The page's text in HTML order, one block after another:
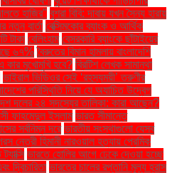
হাজির" বুশরা বিবি: দাবায় যখন সৈন্য হারায়
নতুন বার্তা বেক্সিমকোর ব্যাংক ও আর্থিক
টাকা বেলিংহাম বেসরকারি ব্যাংকে ছাঁটাইয়ের
৬৭% বৈরুতের বিমান হামলায় বাংলাদেশি
কার মুখোমুখি হবে? ব্রিটিশ লেখক সামান্থা
ভাইরাল ভিডিওর সেই ‘রহস্যময়ী’ তরুণীর
পরিস্থিতি নিয়ে যে অযাচিত উদ্বেগ
দলের ২৪ সদস্যের তালিকা: কারা আছেন?
ফাহমেদুল ইসলাম ভারত সীমান্তে
সর্বনিম্ন দরে ভারতীয় সংস্থাগুলো যেসব
নেত্রী হিমানী নারওয়াল হত্যায় প্রেমিক
ভারতে হোলির আগে ঢেকে দেওয়া হচ্ছে
দ্বিচারিতা ভারতের চালের রপ্তানি মূল্য হ্রাস